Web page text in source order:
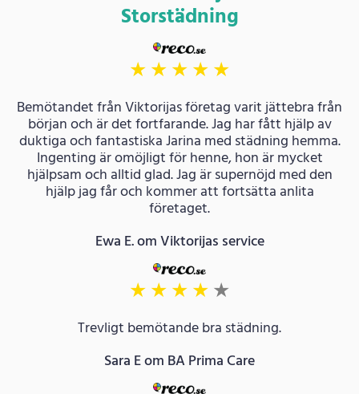
Storstädning
★★★★★
Bemötandet från Viktorijas företag varit jättebra från
början och är det fortfarande. Jag har fått hjälp av
duktiga och fantastiska Jarina med städning hemma.
Ingenting är omöjligt för henne, hon är mycket
hjälpsam och alltid glad. Jag är supernöjd med den
hjälp jag får och kommer att fortsätta anlita
företaget.
Ewa E. om Viktorijas service
★★★★★
Trevligt bemötande bra städning.
Sara E om BA Prima Care